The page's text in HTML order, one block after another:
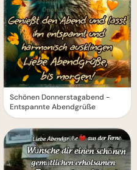
Schönen Donnerstagabend -
Entspannte Abendgrüße